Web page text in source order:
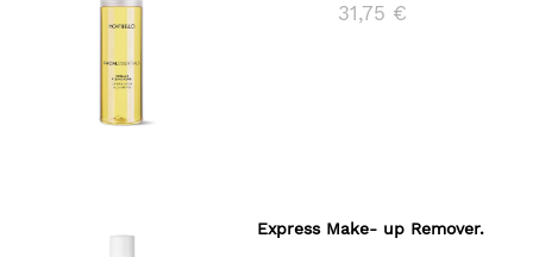
31,75 €
Express Make- up Remover.